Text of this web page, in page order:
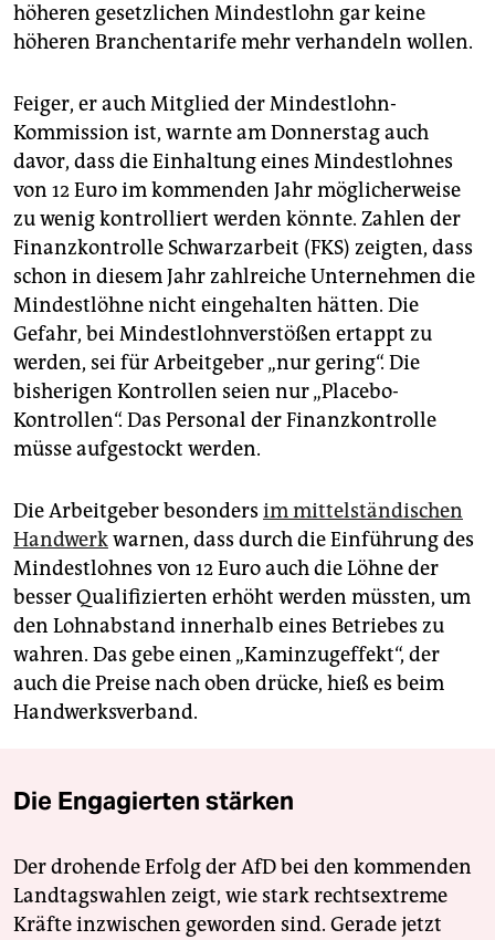
höheren gesetzlichen Mindestlohn gar keine
höheren Branchentarife mehr verhandeln wollen.
Feiger, er auch Mitglied der Mindestlohn-
Kommission ist, warnte am Donnerstag auch
davor, dass die Einhaltung eines Mindestlohnes
von 12 Euro im kommenden Jahr möglicherweise
zu wenig kontrolliert werden könnte. Zahlen der
Finanzkontrolle Schwarzarbeit (FKS) zeigten, dass
schon in diesem Jahr zahlreiche Unternehmen die
Mindestlöhne nicht eingehalten hätten. Die
Gefahr, bei Mindestlohnverstößen ertappt zu
werden, sei für Arbeitgeber „nur gering“. Die
bisherigen Kontrollen seien nur „Placebo-
Kontrollen“. Das Personal der Finanzkontrolle
müsse aufgestockt werden.
Die Arbeitgeber besonders im mittelständischen
Handwerkwarnen, dass durch die Einführung des
Mindestlohnes von 12 Euro auch die Löhne der
besser Qualifizierten erhöht werden müssten, um
den Lohnabstand innerhalb eines Betriebes zu
wahren. Das gebe einen „Kaminzugeffekt“, der
auch die Preise nach oben drücke, hieß es beim
Handwerksverband.
Die Engagierten stärken
Der drohende Erfolg der AfD bei den kommenden
Landtagswahlen zeigt, wie stark rechtsextreme
Kräfte inzwischen geworden sind. Gerade jetzt